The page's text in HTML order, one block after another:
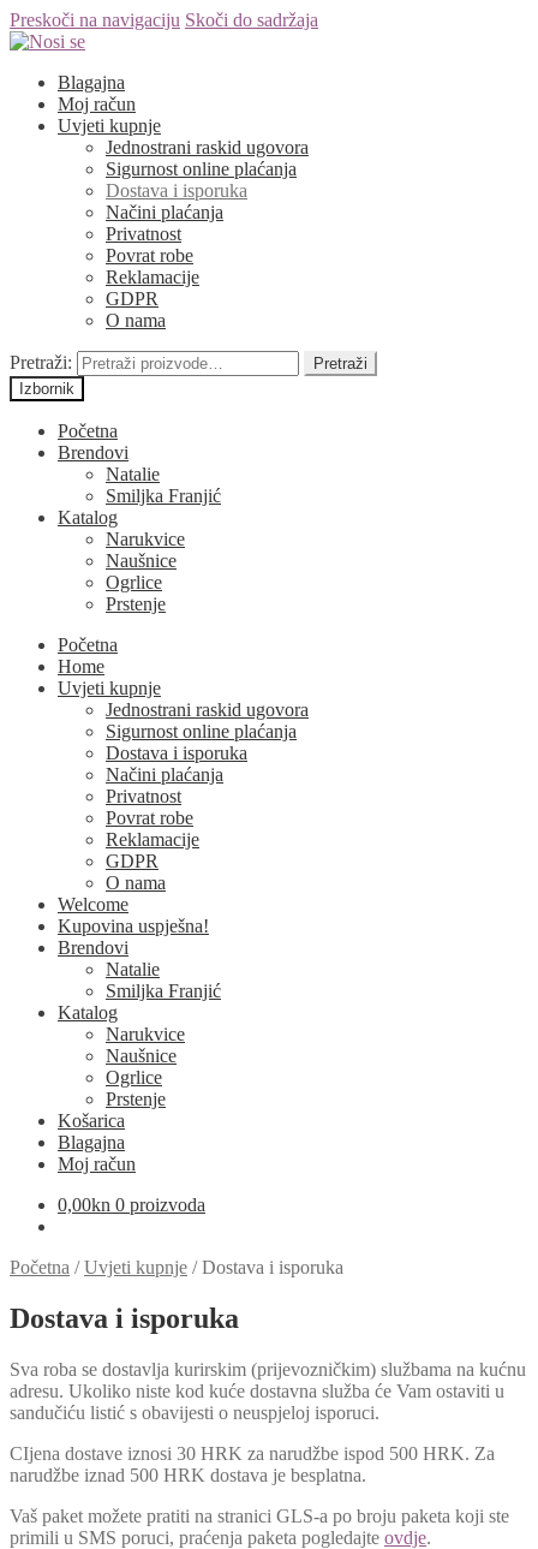
Preskoči na navigaciju Skoči do sadržaja
Blagajna
Moj račun
Uvjeti kupnje
Jednostrani raskid ugovora
Sigurnost online plaćanja
Dostava i isporuka
Načini plaćanja
Privatnost
Povrat robe
Reklamacije
GDPR
O nama
Pretraži:
Pretraži
Izbornik
Početna
Brendovi
Natalie
Smiljka Franjić
Katalog
Narukvice
Naušnice
Ogrlice
Prstenje
Početna
Home
Uvjeti kupnje
Jednostrani raskid ugovora
Sigurnost online plaćanja
Dostava i isporuka
Načini plaćanja
Privatnost
Povrat robe
Reklamacije
GDPR
O nama
Welcome
Kupovina uspješna!
Brendovi
Natalie
Smiljka Franjić
Katalog
Narukvice
Naušnice
Ogrlice
Prstenje
Košarica
Blagajna
Moj račun
0,00kn 0 proizvoda
Početna /Uvjeti kupnje /Dostava i isporuka
Dostava i isporuka
Sva roba se dostavlja kurirskim (prijevozničkim) službama na kućnu
adresu. Ukoliko niste kod kuće dostavna služba će Vam ostaviti u
sandučiću listić s obavijesti o neuspjeloj isporuci.
CIjena dostave iznosi 30 HRK za narudžbe ispod 500 HRK. Za
narudžbe iznad 500 HRK dostava je besplatna.
Vaš paket možete pratiti na stranici GLS-a po broju paketa koji ste
primili u SMS poruci, praćenja paketa pogledajte ovdje.